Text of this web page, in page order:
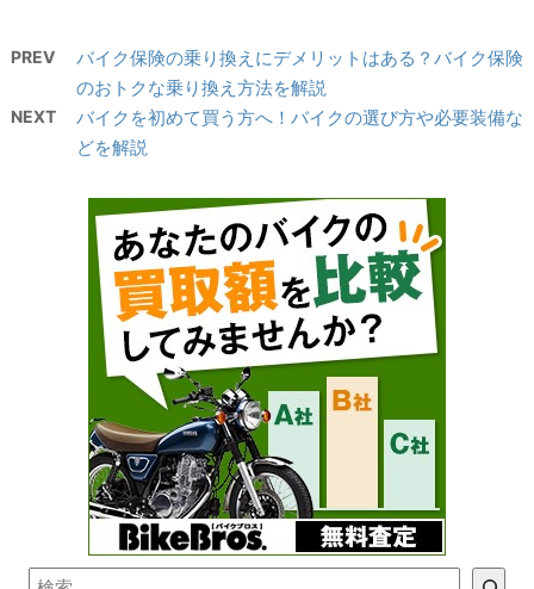
PREV
バイク保険の乗り換えにデメリットはある？バイク保険
のおトクな乗り換え方法を解説
NEXT
バイクを初めて買う方へ！バイクの選び方や必要装備な
どを解説